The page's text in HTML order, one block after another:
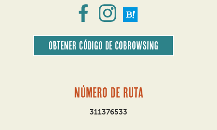
Obtener código de CoBrowsing
Número de ruta
311376533